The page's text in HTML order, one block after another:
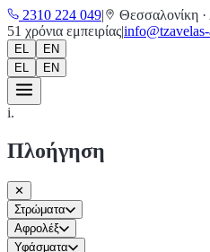
2310 224 049| Θεσσαλονίκη ·
51 χρόνια εμπειρίας|
EL
EN
EL
EN
i.
Πλοήγηση
✕
Στρώματα
Αφρολέξ
Υφάσματα